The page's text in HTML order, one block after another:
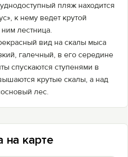
пляж находится
к нему ведет крутой
лестница.
вид на скалы мыса
галечный, в его середине
спускаются ступенями в
крутые скалы, а над
лес.
карте